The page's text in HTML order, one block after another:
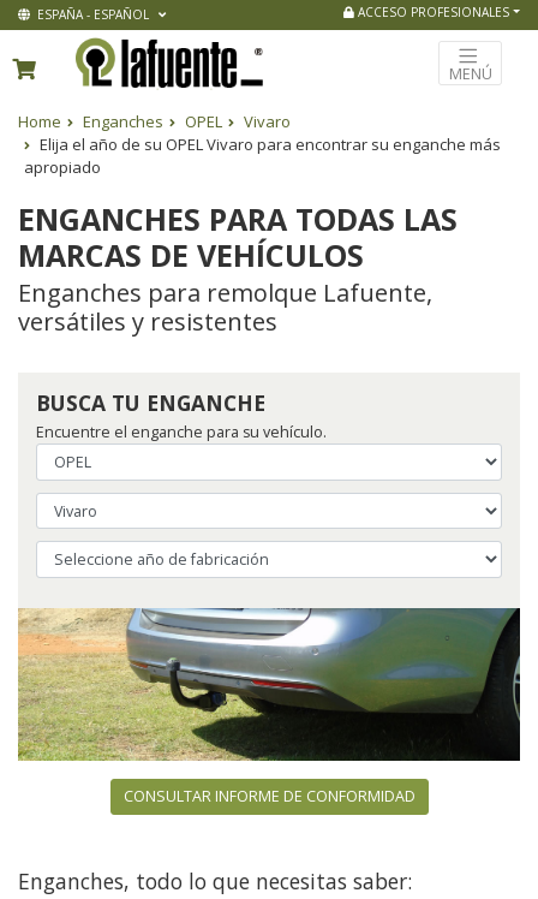
ESPAÑA - ESPAÑOL ACCESO PROFESIONALES
MENÚ
Home Enganches OPEL
Vivaro
Elija el año de su OPEL Vivaro para encontrar su enganche más
apropiado
ENGANCHES PARA TODAS LAS
MARCAS DE VEHÍCULOS
Enganches para remolque Lafuente,
versátiles y resistentes
BUSCA TU ENGANCHE
Encuentre el enganche para su vehículo.
CONSULTAR INFORME DE CONFORMIDAD
Enganches, todo lo que necesitas saber: